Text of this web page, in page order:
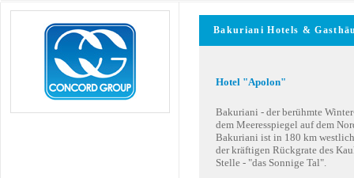
Bakuriani Hotels &
Hotel "Apolon"
Bakuriani - der berühmte
dem Meeresspiegel auf dem
Bakuriani ist in 180 km
der kräftigen Rückgrate des
Stelle - "das Sonnige Tal".